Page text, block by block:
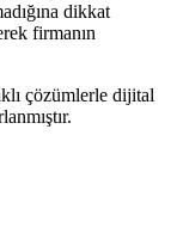
dikkat
firmanın
çözümlerle dijital